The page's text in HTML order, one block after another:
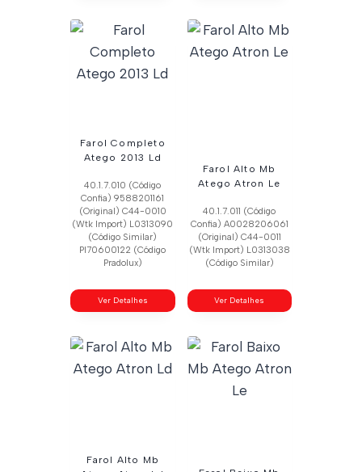
Farol Completo
Atego 2013 Ld
40.1.7.010 (Código
Confia) 9588201161
(Original) C44-0010
(Wtk Import) L0313090
(Código Similar)
Pl70600122 (Código
Pradolux)
Ver Detalhes
Farol Alto Mb
Atego Atron Le
40.1.7.011 (Código
Confia) A0028206061
(Original) C44-0011
(Wtk Import) L0313038
(Código Similar)
Ver Detalhes
Farol Alto Mb